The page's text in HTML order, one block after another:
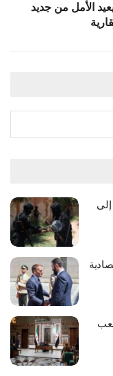
الأمل من جديد